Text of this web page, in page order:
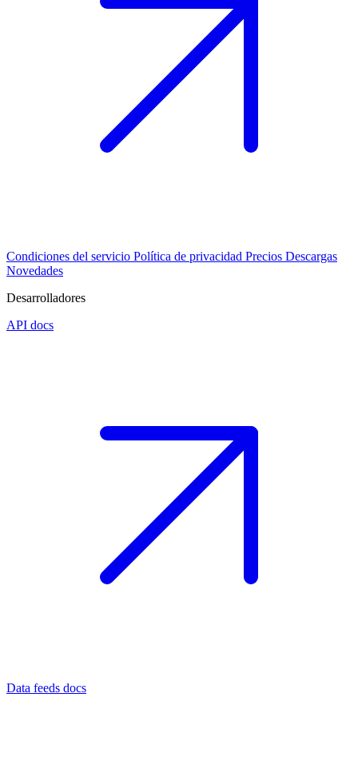
Condiciones del servicio Política de privacidad Precios Descargas
Novedades
Desarrolladores
API docs
Data feeds docs